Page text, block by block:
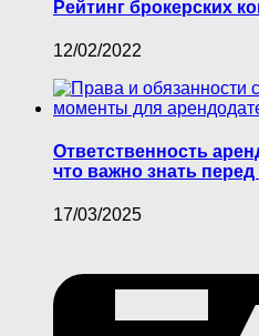
Рейтинг брокерских
12/02/2022
Ответственность
что важно знать
17/03/2025